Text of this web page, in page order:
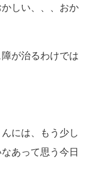
しい、、、おか
が治るわけでは
には、もう少し
あって思う今日